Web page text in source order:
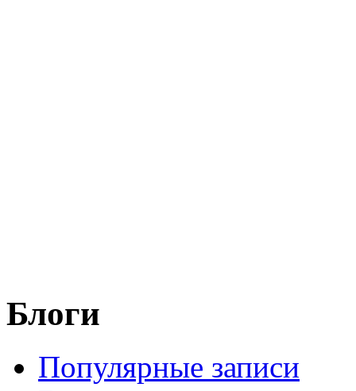
Блоги
Популярные записи